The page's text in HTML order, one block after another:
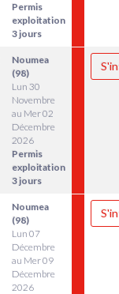
Permis
exploitation
3 jours
Noumea
(98)
Lun 30
Novembre
au Mer 02
Décembre
2026
Permis
exploitation
3 jours
Noumea
(98)
Lun 07
Décembre
au Mer 09
Décembre
2026